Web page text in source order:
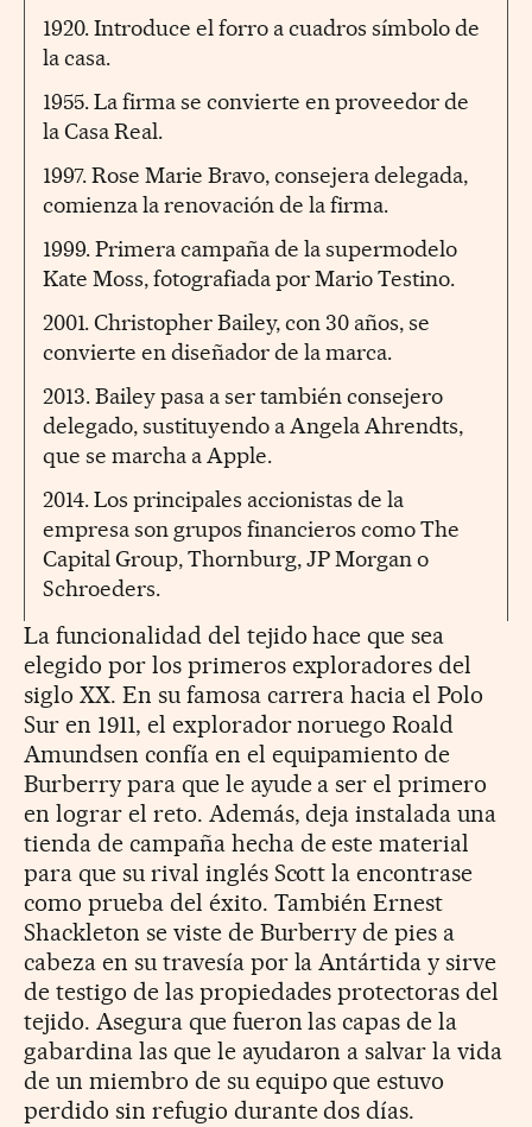
1920. Introduce el forro a cuadros símbolo de
la casa.
1955. La firma se convierte en proveedor de
la Casa Real.
1997. Rose Marie Bravo, consejera delegada,
comienza la renovación de la firma.
1999. Primera campaña de la supermodelo
Kate Moss, fotografiada por Mario Testino.
2001. Christopher Bailey, con 30 años, se
convierte en diseñador de la marca.
2013. Bailey pasa a ser también consejero
delegado, sustituyendo a Angela Ahrendts,
que se marcha a Apple.
2014. Los principales accionistas de la
empresa son grupos financieros como The
Capital Group, Thornburg, JP Morgan o
Schroeders.
La funcionalidad del tejido hace que sea
elegido por los primeros exploradores del
siglo XX. En su famosa carrera hacia el Polo
Sur en 1911, el explorador noruego Roald
Amundsen confía en el equipamiento de
Burberry para que le ayude a ser el primero
en lograr el reto. Además, deja instalada una
tienda de campaña hecha de este material
para que su rival inglés Scott la encontrase
como prueba del éxito. También Ernest
Shackleton se viste de Burberry de pies a
cabeza en su travesía por la Antártida y sirve
de testigo de las propiedades protectoras del
tejido. Asegura que fueron las capas de la
gabardina las que le ayudaron a salvar la vida
de un miembro de su equipo que estuvo
perdido sin refugio durante dos días.